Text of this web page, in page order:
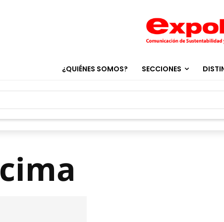
¿QUIÉNES SOMOS? SECCIONES